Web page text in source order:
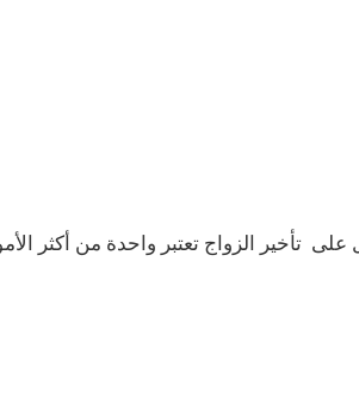
تأخير الزواج تعتبر واحدة من أكثر